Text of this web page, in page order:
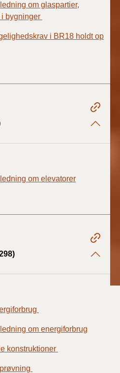
om glaspartier,
bygninger
i BR18 holdt op
om elevatorer
om energiforbrug
konstruktioner